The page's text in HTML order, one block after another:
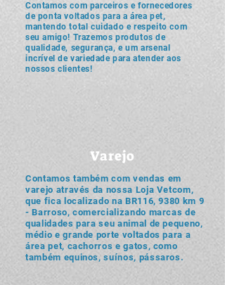
Contamos com parceiros e fornecedores
de ponta voltados para a área pet,
mantendo total cuidado e respeito com
seu amigo! Trazemos produtos de
qualidade, segurança, e um arsenal
incrível de variedade para atender aos
nossos clientes!
Contamos também com vendas em
varejo através da nossa Loja Vetcom,
que fica localizado na BR116, 9380 km 9
- Barroso, comercializando marcas de
qualidades para seu animal de pequeno,
médio e grande porte voltados para a
área pet, cachorros e gatos, como
também equinos, suínos, pássaros.
Varejo